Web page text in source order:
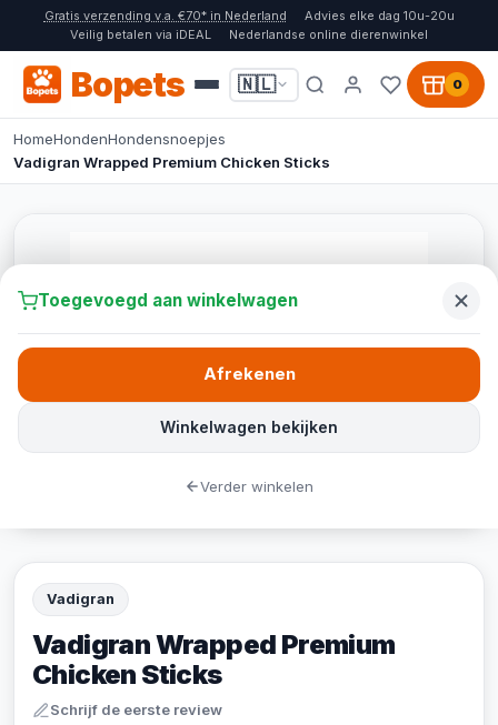
Gratis verzending v.a. €70* in Nederland
Advies elke dag 10u-20u
Veilig betalen via iDEAL
Nederlandse online dierenwinkel
Bopets 🇳🇱 0
HomeHondenHondensnoepjes
Vadigran Wrapped Premium Chicken Sticks
Vadigran
Vadigran Wrapped Premium
Chicken Sticks
Schrijf de eerste review
Toegevoegd aan winkelwagen
Winkelwagen bekijken
Afrekenen
Verder winkelen